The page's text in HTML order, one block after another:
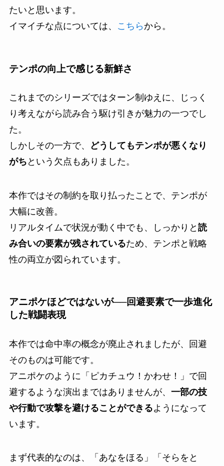
たいと思います。
イマイチな点については、
こちらから。
テンポの向上で感じる新鮮さ
これまでのシリーズではターン制ゆえに、じっく
り考えながら読み合う駆け引きが魅力の一つでし
た。
しかしその一方で、
どうしてもテンポが悪くなり
がち という欠点もありました。
本作ではその制約を取り払ったことで、テンポが
大幅に改善。
リアルタイムで状況が動く中でも、しっかりと 読
み合いの要素が残されているため、テンポと戦略
性の両立が図られています。
アニポケほどではないが──回避要素で一歩進化
した戦闘表現
本作では命中率の概念が廃止されましたが、回避
そのものは可能です。
アニポケのように「ピカチュウ！かわせ！」で回
避するような演出まではありませんが、 一部の技
や行動で攻撃を避けることができるようになって
います。
まず代表的なのは、「あなをほる」「そらをと